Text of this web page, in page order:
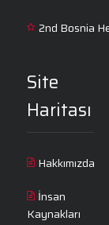
2nd Bosnia
Site
Haritası
Hakkımızda
İnsan
Kaynakları